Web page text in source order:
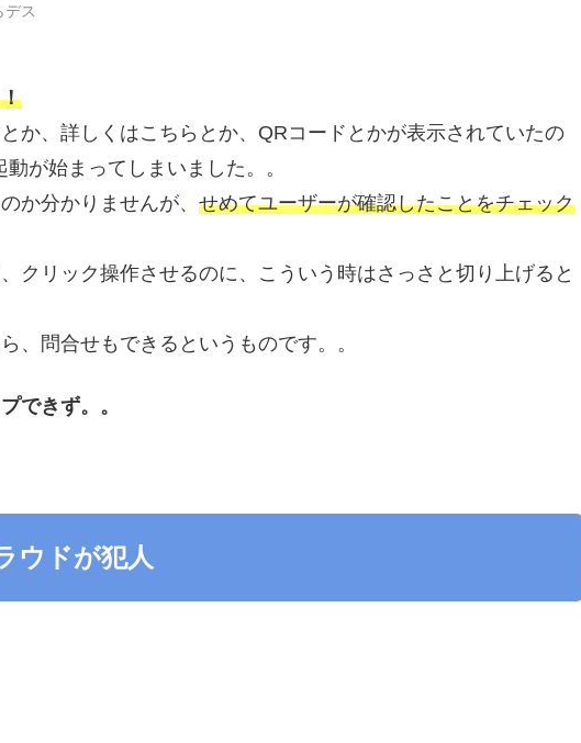
デス
か、詳しくはこちらとか、QRコードとかが表示されていたの
が始まってしまいました。。
か分かりませんが、 せめてユーザーが確認したことをチェック
クリック操作させるのに、こういう時はさっさと切り上げると
、問合せもできるというものです。。
できず。。
ウドが犯人